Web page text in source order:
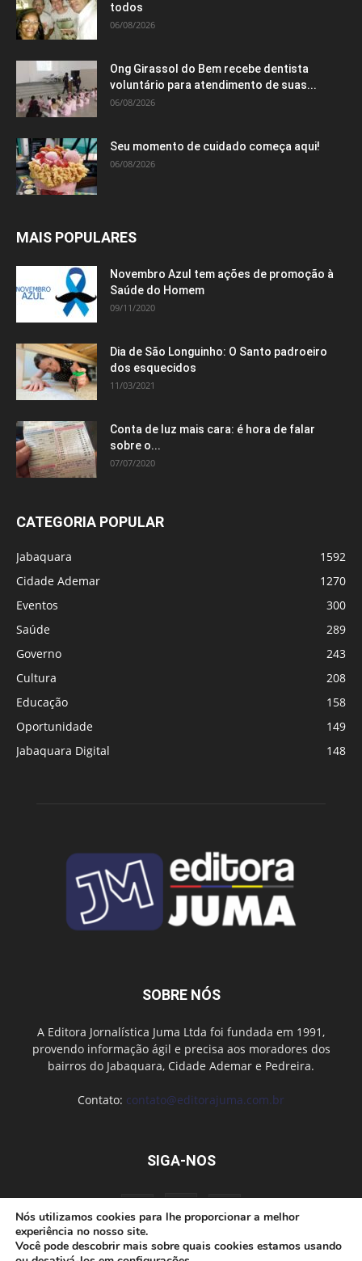
todos
06/08/2026
Ong Girassol do Bem recebe dentista
voluntário para atendimento de suas...
06/08/2026
Seu momento de cuidado começa aqui!
06/08/2026
MAIS POPULARES
Novembro Azul tem ações de promoção à
Saúde do Homem
09/11/2020
Dia de São Longuinho: O Santo padroeiro
dos esquecidos
11/03/2021
Conta de luz mais cara: é hora de falar
sobre o...
07/07/2020
CATEGORIA POPULAR
Jabaquara
1592
Cidade Ademar
1270
Eventos
300
Saúde
289
Governo
243
Cultura
208
Educação
158
Oportunidade
149
Jabaquara Digital
148
SOBRE NÓS
A Editora Jornalística Juma Ltda foi fundada em 1991,
provendo informação ágil e precisa aos moradores dos
bairros do Jabaquara, Cidade Ademar e Pedreira.
Contato: contato@editorajuma.com.br
SIGA-NOS
Nós utilizamos cookies para lhe proporcionar a melhor
experiência no nosso site.
Você pode descobrir mais sobre quais cookies estamos usando